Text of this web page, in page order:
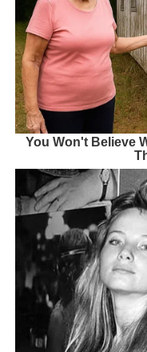
You Won't Believe